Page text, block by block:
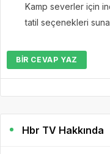
Kamp severler için
tatil seçenekleri
BIR CEVAP YAZ
Hbr TV Hakkında